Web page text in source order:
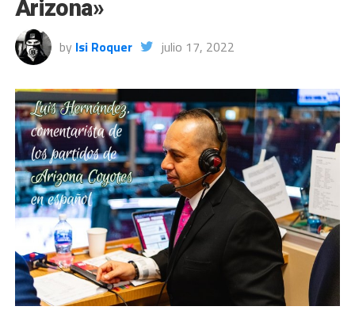
Arizona»
by Isi Roquer julio 17, 2022